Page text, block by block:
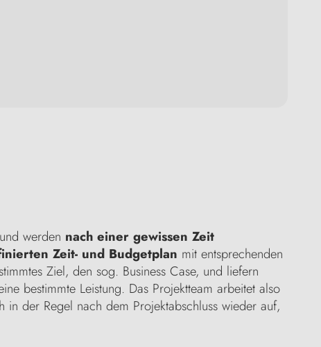
werden nach einer gewissen Zeit
Zeit- und Budgetplan mit entsprechenden
Ziel, den sog. Business Case, und liefern
bestimmte Leistung. Das Projektteam arbeitet also
der Regel nach dem Projektabschluss wieder auf,